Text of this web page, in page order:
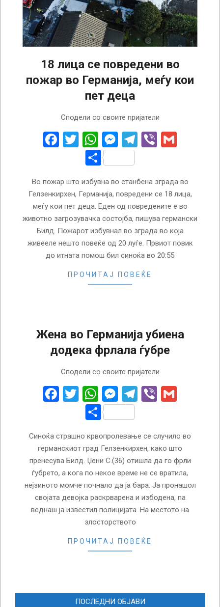
18 лица се повредени во
пожар во Германија, меѓу кои
пет деца
Сподели со своите пријатели
Facebook
Twitter
WhatsApp
Messenger
Telegram
Viber
Share
Во пожар што избувна во станбена зграда во
Гелзенкирхен, Германија, повредени се 18 лица,
меѓу кои пет деца. Еден од повредените е во
животно загрозувачка состојба, пишува германски
Билд. Пожарот избувнал во зграда во која
живееле нешто повеќе од 20 луѓе. Првиот повик
до итната помош бил синоќа во 20:55
ПРОЧИТАЈ ПОВЕЌЕ
Жена во Германија убиена
додека фрлала ѓубре
Сподели со своите пријатели
Facebook
Twitter
WhatsApp
Messenger
Telegram
Viber
Share
Синоќа страшно крвопролевање се случило во
германскиот град Гелзенкирхен, како што
пренесува Билд. Џени С.(36) отишла да го фрли
ѓубрето, а кога по некое време не се вратила,
нејзиното момче почнало да ја бара. Ја пронашол
својата девојка раскрварена и избодена, па
веднаш ја известил полицијата. На местото на
злосторството
ПРОЧИТАЈ ПОВЕЌЕ
ПОСЛЕДНИ ОБЈАВИ